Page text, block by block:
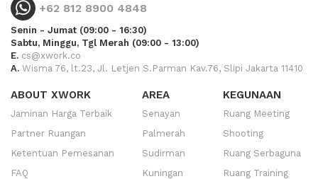
+62 812 8900 4848
Senin - Jumat (09:00 - 16:30)
Sabtu, Minggu, Tgl Merah (09:00 - 13:00)
E. cs@xwork.co
A. Wisma 76, lt.23, Jl. Letjen S.Parman Kav.76, Slipi Jakarta 11410
ABOUT XWORK
Jaminan Harga Terbaik
Partner Ruangan
Ketentuan Pemesanan
FAQ
AREA
Senayan
Palmerah
Sudirman
Kuningan
KEGUNAAN
Ruang Meeting
Shooting
Ruang Serbaguna
Ruang Training